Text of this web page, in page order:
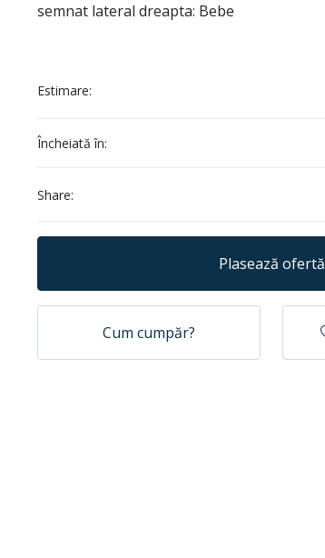
semnat lateral dreapta: Bebe
Estimare:
Încheiată în:
Share:
Plasează ofertă
Cum cumpăr?